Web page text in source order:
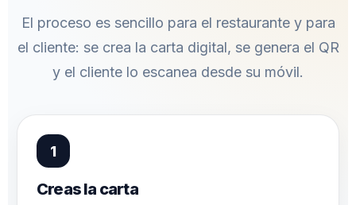
El proceso es sencillo para el restaurante y para
el cliente: se crea la carta digital, se genera el QR
y el cliente lo escanea desde su móvil.
Creas la carta